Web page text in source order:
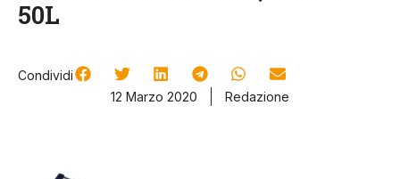
50L
Condividi
12 Marzo 2020
Redazione